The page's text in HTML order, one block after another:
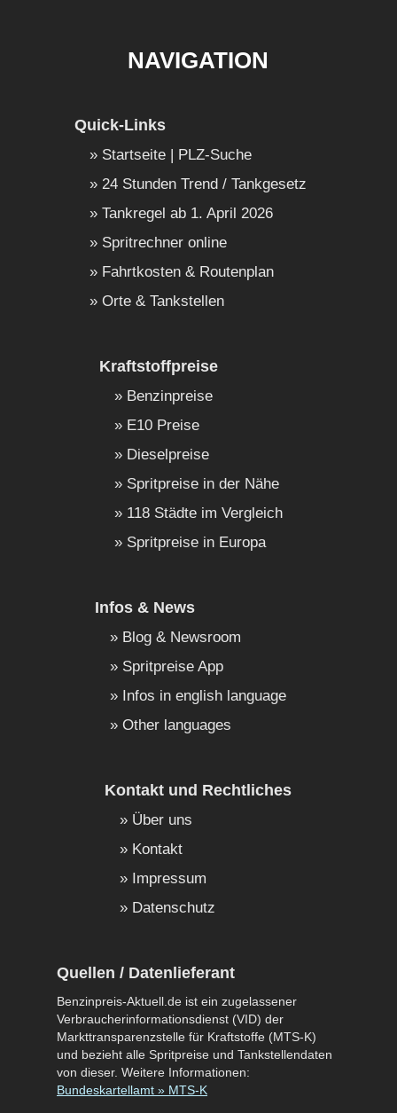
NAVIGATION
Quick-Links
Startseite | PLZ-Suche
24 Stunden Trend / Tankgesetz
Tankregel ab 1. April 2026
Spritrechner online
Fahrtkosten & Routenplan
Orte & Tankstellen
Kraftstoffpreise
Benzinpreise
E10 Preise
Dieselpreise
Spritpreise in der Nähe
118 Städte im Vergleich
Spritpreise in Europa
Infos & News
Blog & Newsroom
Spritpreise App
Infos in english language
Other languages
Kontakt und Rechtliches
Über uns
Kontakt
Impressum
Datenschutz
Quellen / Datenlieferant
Benzinpreis-Aktuell.de ist ein zugelassener
Verbraucherinformationsdienst (VID) der
Markttransparenzstelle für Kraftstoffe (MTS-K)
und bezieht alle Spritpreise und Tankstellendaten
von dieser. Weitere Informationen:
Bundeskartellamt » MTS-K